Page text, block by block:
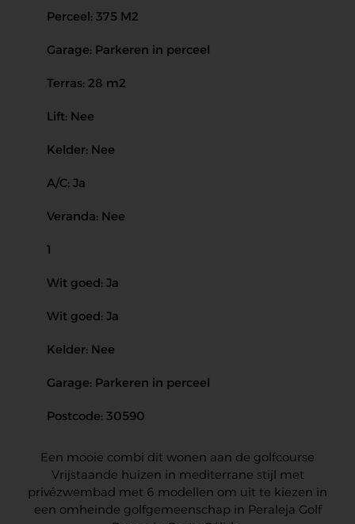
Perceel: 375 M2
Garage: Parkeren in perceel
Terras: 28 m2
Lift: Nee
Kelder: Nee
A/C: Ja
Veranda: Nee
1
Wit goed: Ja
Wit goed: Ja
Kelder: Nee
Garage: Parkeren in perceel
Postcode: 30590
Een mooie combi dit wonen aan de golfcourse
Vrijstaande huizen in mediterrane stijl met
privézwembad met 6 modellen om uit te kiezen in
een omheinde golfgemeenschap in Peraleja Golf